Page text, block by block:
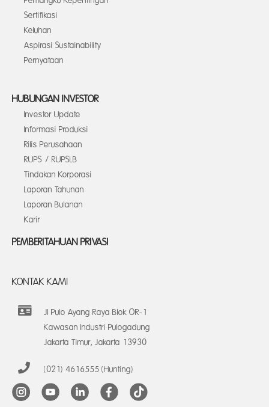
Sertifikasi
Keluhan
Aspirasi Sustainability
Pernyataan
HUBUNGAN INVESTOR
Investor Update
Informasi Produksi
Rilis Perusahaan
RUPS / RUPSLB
Tindakan Korporasi
Laporan Tahunan
Laporan Bulanan
Karir
PEMBERITAHUAN PRIVASI
KONTAK KAMI
Jl Pulo Ayang Raya Blok OR-1
Kawasan Industri Pulogadung
Jakarta Timur, Jakarta 13930
(021) 4616555 (Hunting)